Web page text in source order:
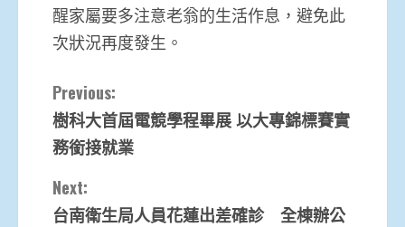
醒家屬要多注意老翁的生活作息，避免此
次狀況再度發生。
Continue
Reading
Previous:
樹科大首屆電競學程畢展 以大專錦標賽實
務銜接就業
Next:
台南衛生局人員花蓮出差確診 全棟辦公